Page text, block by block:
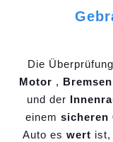
Die
Motor , Bremsen
und der
einem sicheren
Auto es wert ist,